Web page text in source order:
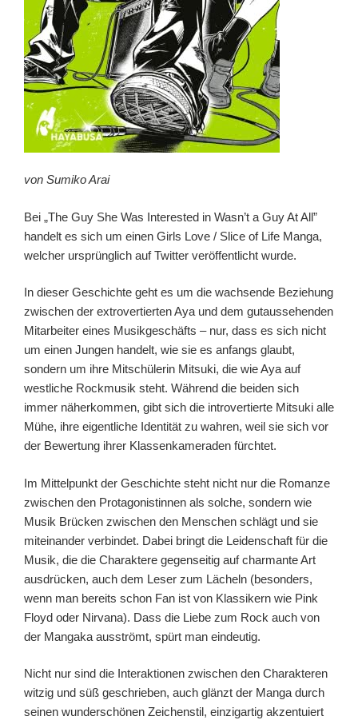
von Sumiko Arai
Bei „The Guy She Was Interested in Wasn’t a Guy At All”
handelt es sich um einen Girls Love / Slice of Life Manga,
welcher ursprünglich auf Twitter veröffentlicht wurde.
In dieser Geschichte geht es um die wachsende Beziehung
zwischen der extrovertierten Aya und dem gutaussehenden
Mitarbeiter eines Musikgeschäfts – nur, dass es sich nicht
um einen Jungen handelt, wie sie es anfangs glaubt,
sondern um ihre Mitschülerin Mitsuki, die wie Aya auf
westliche Rockmusik steht. Während die beiden sich
immer näherkommen, gibt sich die introvertierte Mitsuki alle
Mühe, ihre eigentliche Identität zu wahren, weil sie sich vor
der Bewertung ihrer Klassenkameraden fürchtet.
Im Mittelpunkt der Geschichte steht nicht nur die Romanze
zwischen den Protagonistinnen als solche, sondern wie
Musik Brücken zwischen den Menschen schlägt und sie
miteinander verbindet. Dabei bringt die Leidenschaft für die
Musik, die die Charaktere gegenseitig auf charmante Art
ausdrücken, auch dem Leser zum Lächeln (besonders,
wenn man bereits schon Fan ist von Klassikern wie Pink
Floyd oder Nirvana). Dass die Liebe zum Rock auch von
der Mangaka ausströmt, spürt man eindeutig.
Nicht nur sind die Interaktionen zwischen den Charakteren
witzig und süß geschrieben, auch glänzt der Manga durch
seinen wunderschönen Zeichenstil, einzigartig akzentuiert